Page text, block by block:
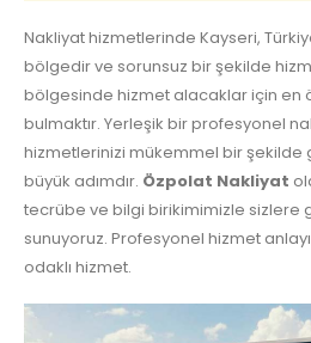
Nakliyat hizmetlerinde Kayseri,
bölgedir ve sorunsuz bir şekilde
bölgesinde hizmet alacaklar için en
bulmaktır. Yerleşik bir profesyonel
hizmetlerinizi mükemmel bir şekilde
büyük adımdır. Özpolat Nakliyat
tecrübe ve bilgi birikimimizle sizlere
sunuyoruz. Profesyonel hizmet
odaklı hizmet.